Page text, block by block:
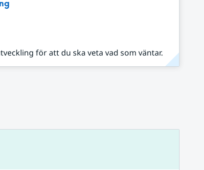
för att du ska veta vad som väntar.